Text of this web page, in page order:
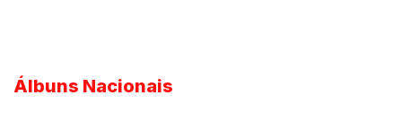
Álbuns Nacionais